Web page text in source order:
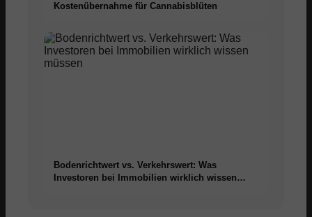
Kostenübernahme für Cannabisblüten
Bodenrichtwert vs. Verkehrswert: Was
Investoren bei Immobilien wirklich wissen